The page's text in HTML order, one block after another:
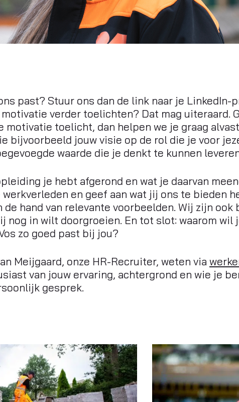
past? Stuur ons dan de link naar je LinkedIn-
verder toelichten? Dat mag uiteraard.
motivatie toelicht, dan helpen we je graag
bijvoorbeeld jouw visie op de rol die je voor
waarde die je denkt te kunnen
je hebt afgerond en wat je daarvan
werkverleden en geef aan wat jij ons te bieden
de hand van relevante voorbeelden. Wij zijn ook
nog in wilt doorgroeien. En tot slot: waarom wil
zo goed past bij jou?
Meijgaard, onze HR-Recruiter, weten via
van jouw ervaring, achtergrond en wie je
gesprek.